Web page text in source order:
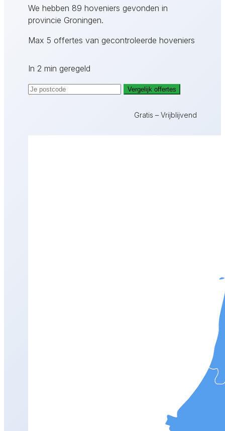
We hebben 89 hoveniers gevonden in
provincie Groningen.
Max 5 offertes van gecontroleerde hoveniers
In 2 min geregeld
Vergelijk offertes
Gratis – Vrijblijvend